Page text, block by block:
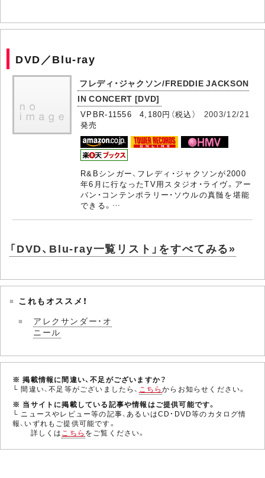
DVD／Blu-ray
フレディ・ジャクソン/FREDDIE JACKSON
IN CONCERT [DVD]
VPBR-11556 4,180円（税込） 2003/12/21
発売
R&Bシンガー、フレディ・ジャクソンが2000
年6月に行なったTV用スタジオ・ライヴ。アー
バン・コンテンポラリー・ソウルの真髄を堪能
できる。…
「DVD、Blu-ray一覧リスト」をすべてみる»
これもオススメ！
アレクサンダー・オ
ニール
※ 掲載情報に間違い、不足がございますか？
└ 間違い、不足等がございましたら、 こちらからお知らせください。
※ 当サイトに掲載している記事や情報はご提供可能です。
└ ニュースやレビュー等の記事、あるいはCD・DVD等のカタログ情
報、いずれもご提供可能です。
詳しくはこちら をご覧ください。